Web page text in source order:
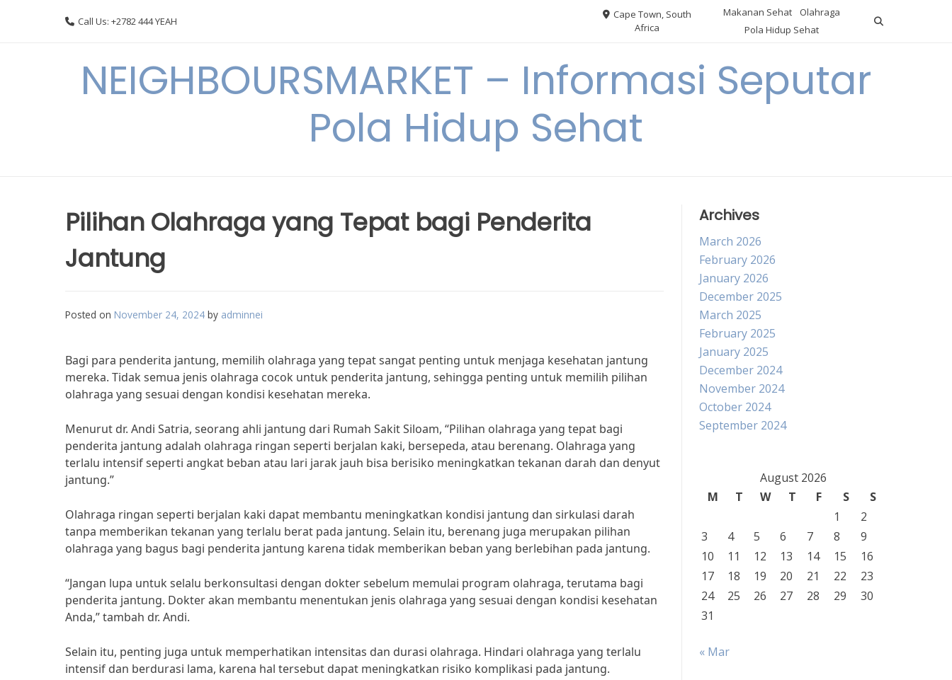
Call Us: +2782 444 YEAH
Cape Town, South
Africa
Makanan Sehat
Olahraga
Pola Hidup Sehat
NEIGHBOURSMARKET – Informasi Seputar
Pola Hidup Sehat
Pilihan Olahraga yang Tepat bagi Penderita
Jantung
Posted on November 24, 2024 by adminnei
Bagi para penderita jantung, memilih olahraga yang tepat sangat penting untuk menjaga kesehatan jantung
mereka. Tidak semua jenis olahraga cocok untuk penderita jantung, sehingga penting untuk memilih pilihan
olahraga yang sesuai dengan kondisi kesehatan mereka.
Menurut dr. Andi Satria, seorang ahli jantung dari Rumah Sakit Siloam, “Pilihan olahraga yang tepat bagi
penderita jantung adalah olahraga ringan seperti berjalan kaki, bersepeda, atau berenang. Olahraga yang
terlalu intensif seperti angkat beban atau lari jarak jauh bisa berisiko meningkatkan tekanan darah dan denyut
jantung.”
Olahraga ringan seperti berjalan kaki dapat membantu meningkatkan kondisi jantung dan sirkulasi darah
tanpa memberikan tekanan yang terlalu berat pada jantung. Selain itu, berenang juga merupakan pilihan
olahraga yang bagus bagi penderita jantung karena tidak memberikan beban yang berlebihan pada jantung.
“Jangan lupa untuk selalu berkonsultasi dengan dokter sebelum memulai program olahraga, terutama bagi
penderita jantung. Dokter akan membantu menentukan jenis olahraga yang sesuai dengan kondisi kesehatan
Anda,” tambah dr. Andi.
Selain itu, penting juga untuk memperhatikan intensitas dan durasi olahraga. Hindari olahraga yang terlalu
intensif dan berdurasi lama, karena hal tersebut dapat meningkatkan risiko komplikasi pada jantung.
Archives
March 2026
February 2026
January 2026
December 2025
March 2025
February 2025
January 2025
December 2024
November 2024
October 2024
September 2024
August 2026
M
T W T F S
S
1
2
3
4 5 6 7 8
9
10
11 12 13 14 15
16
17
18 19 20 21 22
23
24
25 26 27 28 29
30
31
« Mar